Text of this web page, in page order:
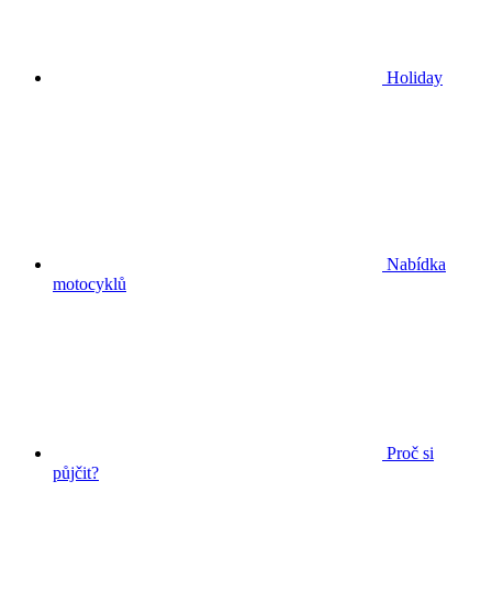
Holiday
Nabídka
motocyklů
Proč si
půjčit?